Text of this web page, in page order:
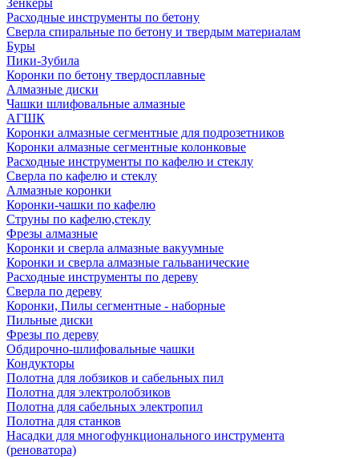
Зенкеры
Расходные инструменты по бетону
Сверла спиральные по бетону и твердым материалам
Буры
Пики-Зубила
Коронки по бетону твердосплавные
Алмазные диски
Чашки шлифовальные алмазные
АГШК
Коронки алмазные сегментные для подрозетников
Коронки алмазные сегментные колонковые
Расходные инструменты по кафелю и стеклу
Сверла по кафелю и стеклу
Алмазные коронки
Коронки-чашки по кафелю
Струны по кафелю,стеклу
Фрезы алмазные
Коронки и сверла алмазные вакуумные
Коронки и сверла алмазные гальванические
Расходные инструменты по дереву
Сверла по дереву
Коронки, Пилы сегментные - наборные
Пильные диски
Фрезы по дереву
Обдирочно-шлифовальные чашки
Кондукторы
Полотна для лобзиков и сабельных пил
Полотна для электролобзиков
Полотна для сабельных электропил
Полотна для станков
Насадки для многофункционального инструмента
(реноватора)